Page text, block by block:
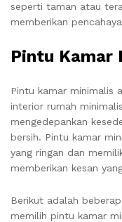
seperti taman atau
memberikan
Pintu Kamar
Pintu kamar minimalis
interior rumah
mengedepankan
bersih. Pintu kamar
yang ringan dan
memberikan kesan
Berikut adalah
memilih pintu kamar